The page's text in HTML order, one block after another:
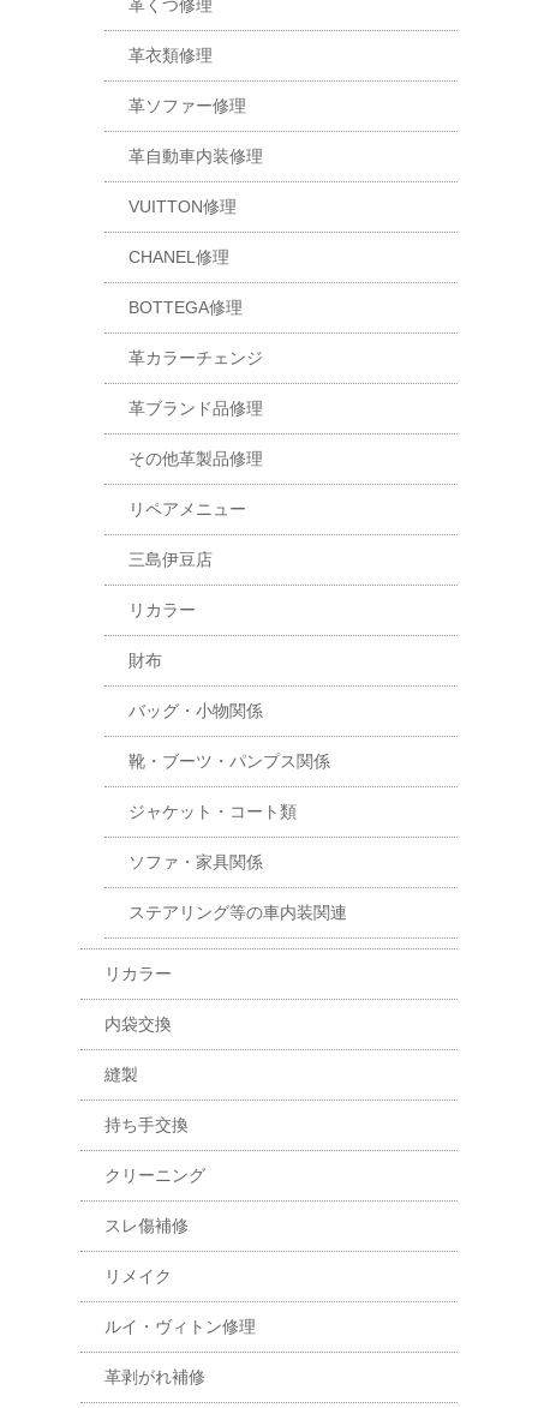
革くつ修理
革衣類修理
革ソファー修理
革自動車内装修理
VUITTON修理
CHANEL修理
BOTTEGA修理
革カラーチェンジ
革ブランド品修理
その他革製品修理
リペアメニュー
三島伊豆店
リカラー
財布
バッグ・小物関係
靴・ブーツ・パンプス関係
ジャケット・コート類
ソファ・家具関係
ステアリング等の車内装関連
リカラー
内袋交換
縫製
持ち手交換
クリーニング
スレ傷補修
リメイク
ルイ・ヴィトン修理
革剥がれ補修